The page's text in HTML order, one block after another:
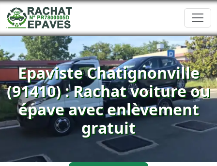
Epaviste Chatignonville
(91410) : Rachat voiture ou
épave avec enlèvement
gratuit